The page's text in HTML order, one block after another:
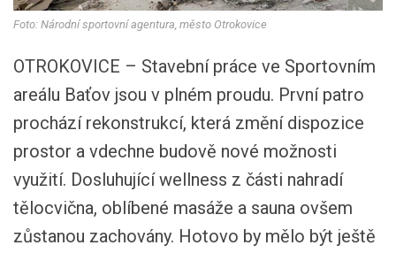
Foto: Národní sportovní agentura, město Otrokovice
OTROKOVICE – Stavební práce ve Sportovním
areálu Baťov jsou v plném proudu. První patro
prochází rekonstrukcí, která změní dispozice
prostor a vdechne budově nové možnosti
využití. Dosluhující wellness z části nahradí
tělocvična, oblíbené masáže a sauna ovšem
zůstanou zachovány. Hotovo by mělo být ještě